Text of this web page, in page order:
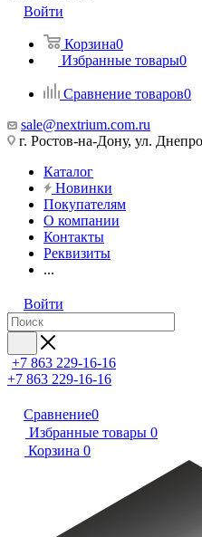
Войти
Корзина0
Избранные товары0
Сравнение товаров0
sale@nextrium.com.ru
г. Ростов-на-Дону, ул.
Каталог
Новинки
Покупателям
О компании
Контакты
Реквизиты
...
Войти
+7 863 229-16-16
+7 863 229-16-16
Сравнение0
Избранные товары 0
Корзина 0